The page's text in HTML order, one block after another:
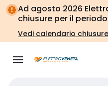
Vai alla
navigazione
Vai
alla
pagina
Ad agosto 2026
chiusure per il
Vedi calendario chiusure